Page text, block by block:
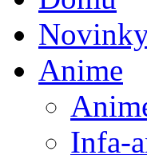
Anime
Infa-